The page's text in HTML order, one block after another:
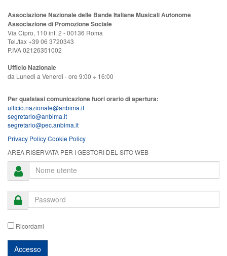
Associazione Nazionale delle Bande Italiane Musicali Autonome
Associazione di Promozione Sociale
Via Cipro, 110 int. 2 - 00136 Roma
Tel./fax +39 06 3720343
P.IVA 02126351002
Ufficio Nazionale
da Lunedi a Venerdi - ore 9:00 ÷ 16:00
Per qualsiasi comunicazione fuori orario di apertura:
ufficio.nazionale@anbima.it
segretario@anbima.it
segretario@pec.anbima.it
Privacy PolicyCookie Policy
AREA RISERVATA PER I GESTORI DEL SITO WEB
Ricordami